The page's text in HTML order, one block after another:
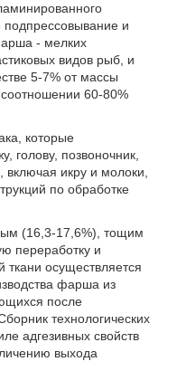
и
- мелких
видов рыб, и
5-7% от массы
60-80%
которые
позвоночник,
икру и молоки,
по обработке
(16,3-17,6%), тощим
переработку и
осуществляется
фарша из
после
технологических
адгезивных свойств
выхода